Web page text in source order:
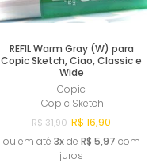
REFIL Warm Gray (W) para
Copic Sketch, Ciao, Classic e
Wide
Copic
Copic Sketch
R$ 31,90 R$ 16,90
ou em até 3xde R$ 5,97 com
juros